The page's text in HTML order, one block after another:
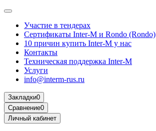
Участие в тендерах
Сертификаты Inter-M и Rondo (Rondo)
10 причин купить Inter-M у нас
Контакты
Техническая поддержка Inter-M
Услуги
info@interm-rus.ru
Закладки0
Сравнение0
Личный кабинет